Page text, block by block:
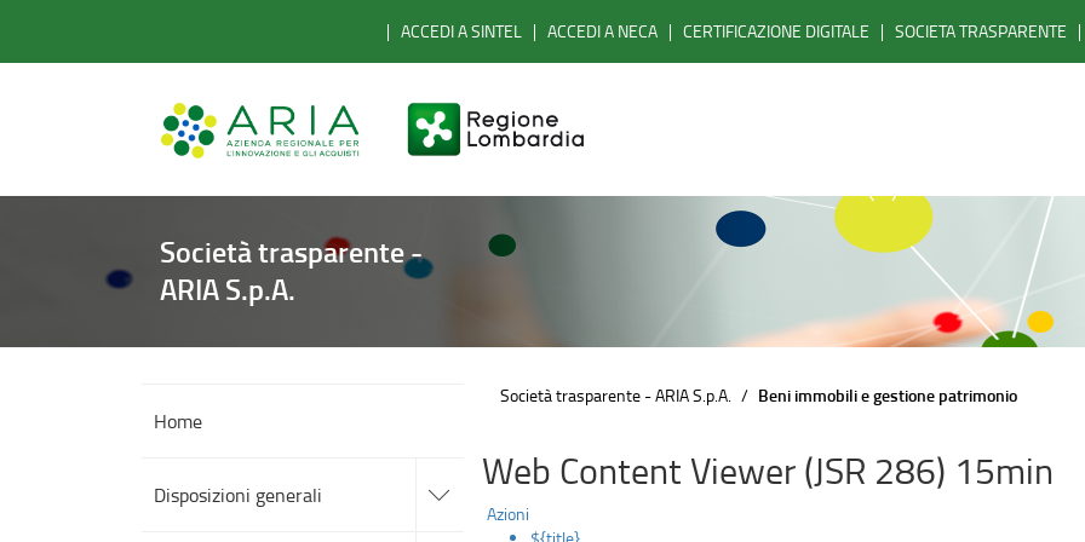
contenuto
immobili
patrimonio
ACCEDI A SINTEL ACCEDI A NECA CERTIFICAZIONE DIGITALE SOCIETA TRASPARENTE
Società trasparente -
ARIA S.p.A.
Home
Disposizioni generali alle
sotto
Società trasparente - ARIA S.p.A. Beni immobili e gestione patrimonio
Web Content Viewer (JSR 286) 15min
Azioni